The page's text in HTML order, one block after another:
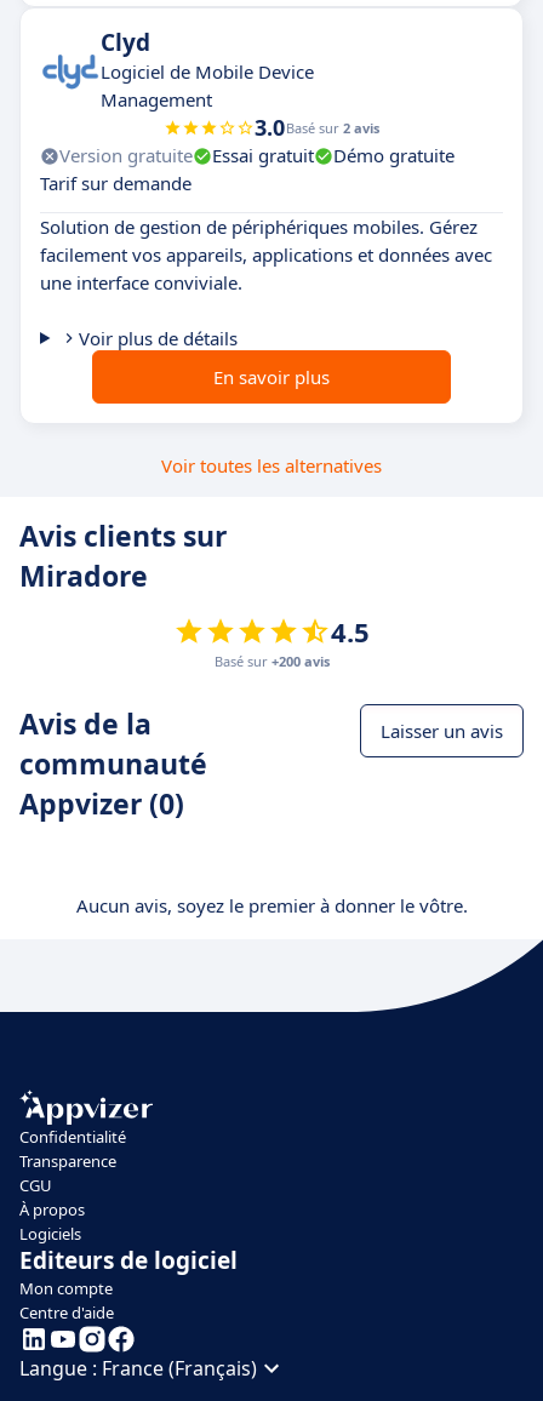
Clyd
Logiciel de Mobile Device
Management
3.0Basé sur 2 avis
Version gratuite Essai gratuit
Démo gratuite
Tarif sur demande
Solution de gestion de périphériques mobiles. Gérez
facilement vos appareils, applications et données avec
une interface conviviale.
Voir plus de détails
En savoir plus
Voir toutes les alternatives
Avis clients sur
Miradore
4.5
Basé sur +200 avis
Avis de la
communauté
Appvizer (0)
Laisser un avis
Aucun avis, soyez le premier à donner le vôtre.
Confidentialité
Transparence
CGU
À propos
Logiciels
Editeurs de logiciel
Mon compte
Centre d'aide
Langue : France (Français)